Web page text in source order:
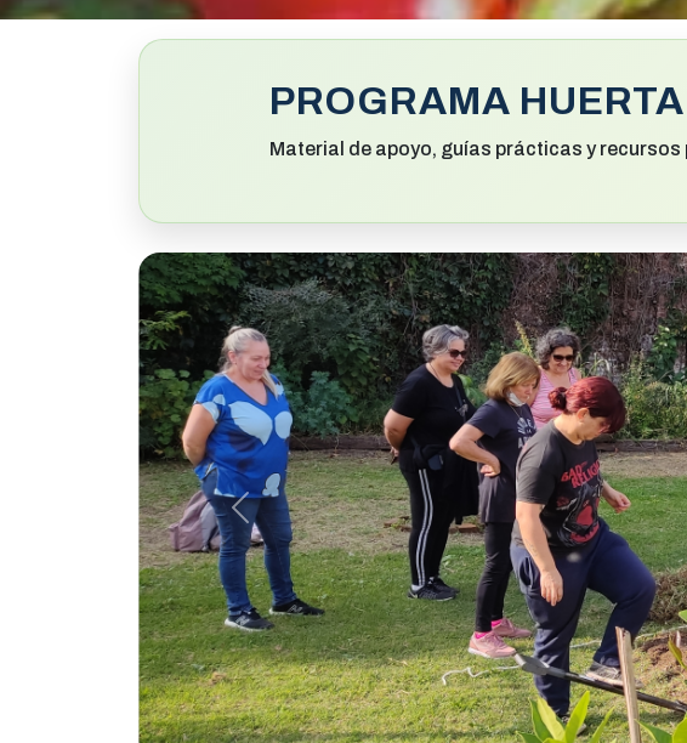
PROGRAMA
Material de apoyo, guías prácticas y